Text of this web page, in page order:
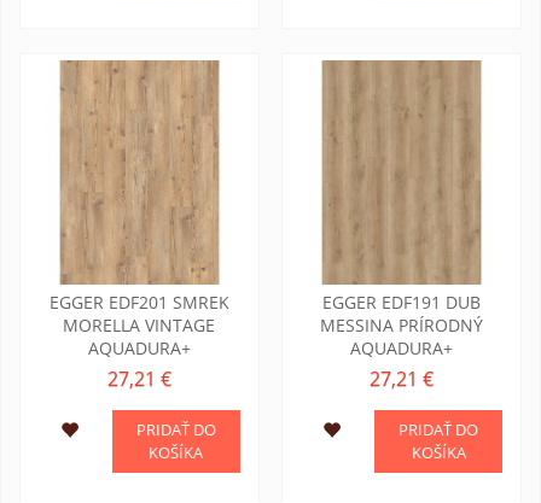
EGGER EDF201 SMREK
MORELLA VINTAGE
AQUADURA+
27,21 €
PRIDAŤ DO
KOŠÍKA
EGGER EDF191 DUB
MESSINA PRÍRODNÝ
AQUADURA+
27,21 €
PRIDAŤ DO
KOŠÍKA